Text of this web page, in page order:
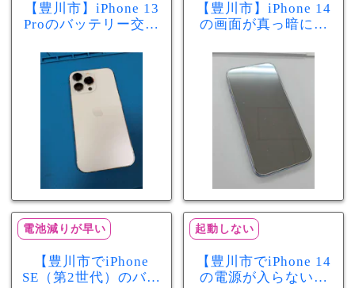
【豊川市】iPhone 13
Proのバッテリー交換
が早い症状も当日90
分で改善
【豊川市】iPhone 14
の画面が真っ暗に…
修理！データそのま
まで復旧しました
電池減りが早い
【豊川市でiPhone
SE（第2世代）のバッ
起動しない
【豊川市でiPhone 14
の電源が入らない修